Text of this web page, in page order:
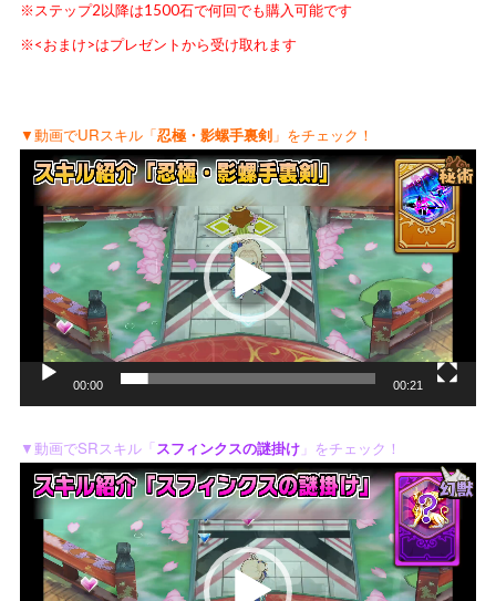
※ステップ2以降は1500石で何回でも購入可能です
※<おまけ>はプレゼントから受け取れます
▼動画でURスキル「忍極・影螺手裏剣」をチェック！
動
画
ー
00:00 00:21
▼動画でSRスキル「スフィンクスの謎掛け」をチェック！
動
画